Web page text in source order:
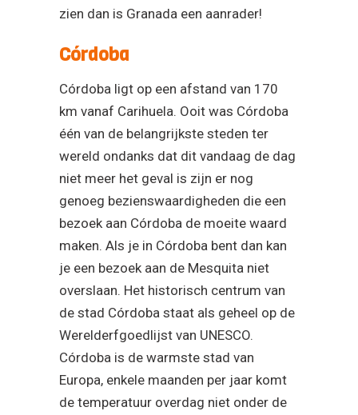
zien dan is Granada een aanrader!
Córdoba
Córdoba ligt op een afstand van 170
km vanaf Carihuela. Ooit was Córdoba
één van de belangrijkste steden ter
wereld ondanks dat dit vandaag de dag
niet meer het geval is zijn er nog
genoeg bezienswaardigheden die een
bezoek aan Córdoba de moeite waard
maken. Als je in Córdoba bent dan kan
je een bezoek aan de Mesquita niet
overslaan. Het historisch centrum van
de stad Córdoba staat als geheel op de
Werelderfgoedlijst van UNESCO.
Córdoba is de warmste stad van
Europa, enkele maanden per jaar komt
de temperatuur overdag niet onder de